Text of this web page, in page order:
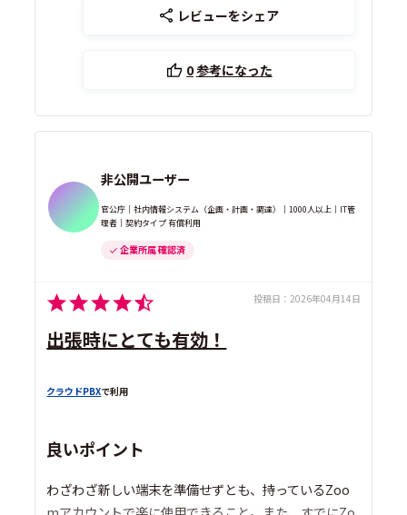
レビューをシェア
0参考になった
非公開ユーザー
官公庁｜社内情報システム（企画・計画・調達）｜1000人以上｜IT管
理者｜契約タイプ 有償利用
企業所属 確認済
投稿日： 2026年04月14日
出張時にとても有効！
クラウドPBXで利用
良いポイント
わざわざ新しい端末を準備せずとも、持っているZoo